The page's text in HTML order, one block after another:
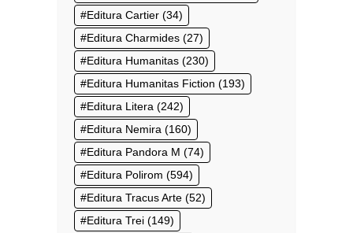
Editura Cartier (34)
Editura Charmides (27)
Editura Humanitas (230)
Editura Humanitas Fiction (193)
Editura Litera (242)
Editura Nemira (160)
Editura Pandora M (74)
Editura Polirom (594)
Editura Tracus Arte (52)
Editura Trei (149)